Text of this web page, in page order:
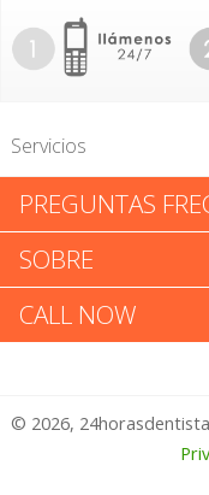
Servicios
Ruben J Martinez
Ruben J
Experiencia
1 – No
PREGUNTAS
SOBRE
CALL NOW
© 2026,